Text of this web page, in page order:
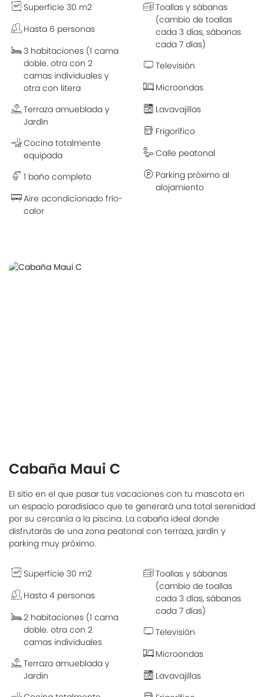
Superficie 30 m2
Hasta 6 personas
3 habitaciones (1 cama
doble. otra con 2
camas individuales y
otra con litera
Terraza amueblada y
Jardín
Cocina totalmente
equipada
1 baño completo
Aire acondicionado frío-
calor
Toallas y sábanas
(cambio de toallas
cada 3 días, sábanas
cada 7 días)
Televisión
Microondas
Lavavajillas
Frigorífico
Calle peatonal
Parking próximo al
alojamiento
Cabaña Maui C
El sitio en el que pasar tus vacaciones con tu mascota en
un espacio paradisíaco que te generará una total serenidad
por su cercanía a la piscina. La cabaña ideal donde
disfrutarás de una zona peatonal con terraza, jardín y
parking muy próximo.
Superficie 30 m2
Hasta 4 personas
2 habitaciones (1 cama
doble. otra con 2
camas individuales
Terraza amueblada y
Jardin
Toallas y sábanas
(cambio de toallas
cada 3 días, sábanas
cada 7 días)
Televisión
Microondas
Lavavajillas